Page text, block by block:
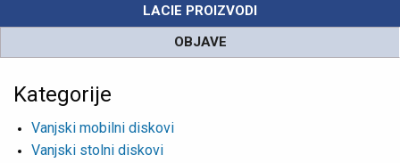
LACIE PROIZVODI
OBJAVE
Kategorije
Vanjski mobilni diskovi
Vanjski stolni diskovi